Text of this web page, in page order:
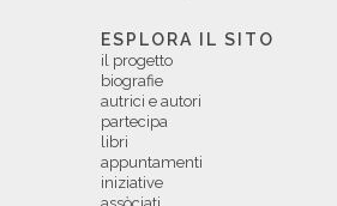
ESPLORA IL SITO
il progetto
biografie
autrici e autori
partecipa
libri
appuntamenti
iniziative
assòciati